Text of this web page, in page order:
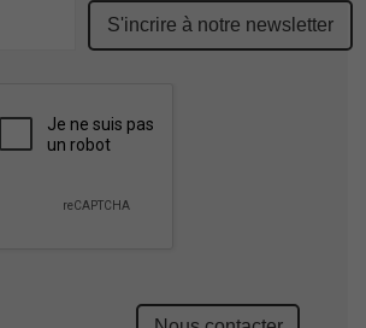
Please
leave
field
empty.